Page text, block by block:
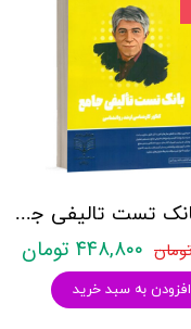
کتاب بانک تست تالیفی جامع روان آموز
۴۴۸,۸۰۰ تومان
افزودن به سبد خرید